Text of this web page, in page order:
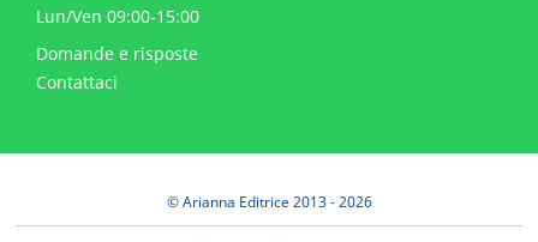
Lun/Ven 09:00-15:00
Domande e risposte
Contattaci
© Arianna Editrice 2013 - 2026